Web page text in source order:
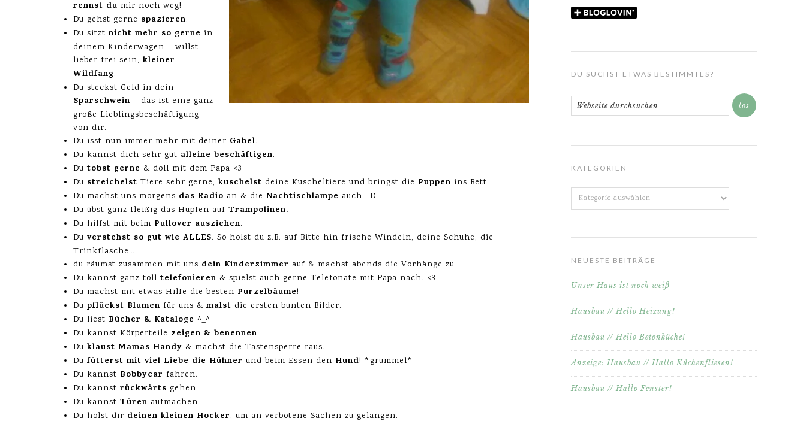
rennst du mir noch weg!
Du gehst gerne spazieren.
Du sitzt nicht mehr so gerne in
deinem Kinderwagen – willst
lieber frei sein, kleiner
Wildfang.
Du steckst Geld in dein
Sparschwein – das ist eine ganz
große Lieblingsbeschäftigung
von dir.
Du isst nun immer mehr mit deiner Gabel.
Du kannst dich sehr gut alleine beschäftigen.
Du tobst gerne & doll mit dem Papa <3
Du streichelst Tiere sehr gerne, kuschelst deine Kuscheltiere und bringst die Puppen ins Bett.
Du machst uns morgens das Radio an & die Nachtischlampe auch =D
Du übst ganz fleißig das Hüpfen auf Trampolinen.
Du hilfst mit beim Pullover ausziehen.
Du verstehst so gut wie ALLES. So holst du z.B. auf Bitte hin frische Windeln, deine Schuhe, die
Trinkflasche…
du räumst zusammen mit uns dein Kinderzimmer auf & machst abends die Vorhänge zu
Du kannst ganz toll telefonieren & spielst auch gerne Telefonate mit Papa nach. <3
Du machst mit etwas Hilfe die besten Purzelbäume!
Du pflückst Blumen für uns & malst die ersten bunten Bilder.
Du liest Bücher & Kataloge ^_^
Du kannst Körperteile zeigen & benennen.
Du klaust Mamas Handy & machst die Tastensperre raus.
Du fütterst mit viel Liebe die Hühner und beim Essen den Hund! *grummel*
Du kannst Bobbycar fahren.
Du kannst rückwärts gehen.
Du kannst Türen aufmachen.
Du holst dir deinen kleinen Hocker, um an verbotene Sachen zu gelangen.
DU SUCHST ETWAS BESTIMMTES?
KATEGORIEN
Kategorien
NEUESTE BEITRÄGE
Unser Haus ist noch weiß
Hausbau // Hello Heizung!
Hausbau // Hello Betonküche!
Anzeige: Hausbau // Hallo Küchenfliesen!
Hausbau // Hallo Fenster!